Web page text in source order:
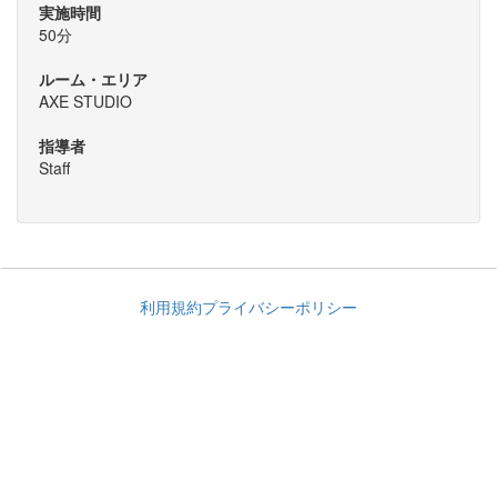
実施時間
50分
ルーム・エリア
AXE STUDIO
指導者
Staff
利用規約プライバシーポリシー